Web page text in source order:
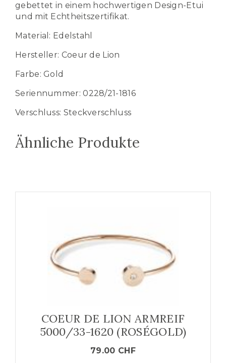
gebettet in einem hochwertigen Design-Etui
und mit Echtheitszertifikat.
Material: Edelstahl
Hersteller: Coeur de Lion
Farbe: Gold
Seriennummer: 0228/21-1816
Verschluss: Steckverschluss
Ähnliche Produkte
COEUR DE LION ARMREIF
5000/33-1620 (ROSÉGOLD)
79.00 CHF